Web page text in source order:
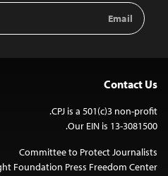
Email
Address
Contact Us
CPJ is a 501(c)3 non-profit.
Our EIN is 13-3081500.
Committee to Protect Journalists
Foundation Press Freedom Center